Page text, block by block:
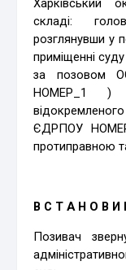
Харківський
складі:
розглянувши у
приміщенні
за позовом
НОМЕР_1 )
ЄДРПОУ
протиправною
В С Т А Н О В И
Позивач